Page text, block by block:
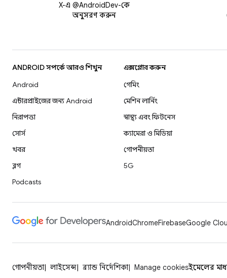
X-এ @AndroidDev-কে
অনুসরণ করুন
ANDROID সম্পর্কে আরও শিখুন
Android
এন্টারপ্রাইজের জন্য Android
নিরাপত্তা
সোর্স
খবর
ব্লগ
Podcasts
এক্সপ্লোর করুন
গেমিং
মেশিন লার্নিং
স্বাস্থ্য এবং ফিটনেস
ক্যামেরা ও মিডিয়া
গোপনীয়তা
5G
AndroidChromeFirebaseGoogle
গোপনীয়তা লাইসেন্স ব্র্যান্ড নির্দেশিকা Manage cookiesইমেলের